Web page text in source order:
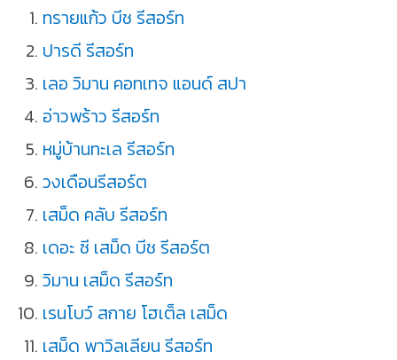
ทรายแก้ว บีช รีสอร์ท
ปารดี รีสอร์ท
เลอ วิมาน คอทเทจ แอนด์ สปา
อ่าวพร้าว รีสอร์ท
หมู่บ้านทะเล รีสอร์ท
วงเดือนรีสอร์ต
เสม็ด คลับ รีสอร์ท
เดอะ ซี เสม็ด บีช รีสอร์ต
วิมาน เสม็ด รีสอร์ท
เรนโบว์ สกาย โฮเต็ล เสม็ด
เสม็ด พาวิลเลียน รีสอร์ท